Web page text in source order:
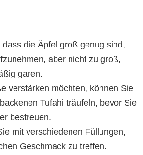
dass die Äpfel groß genug sind,
aber nicht zu groß,
garen.
verstärken möchten, können Sie
Tufahi träufeln, bevor Sie
bestreuen.
mit verschiedenen Füllungen,
Geschmack zu treffen.